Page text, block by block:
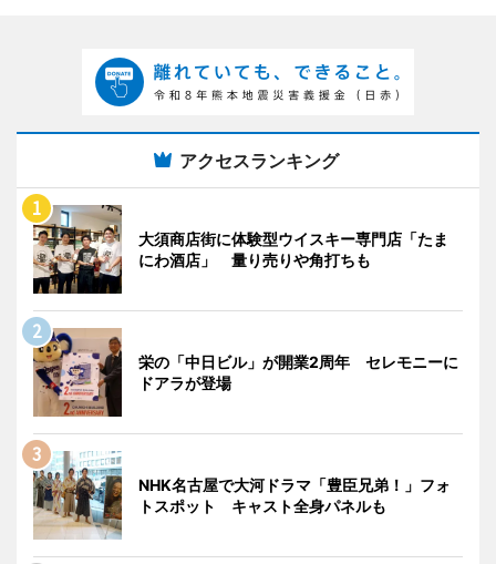
アクセスランキング
大須商店街に体験型ウイスキー専門店「たま
にわ酒店」 量り売りや角打ちも
栄の「中日ビル」が開業2周年 セレモニーに
ドアラが登場
NHK名古屋で大河ドラマ「豊臣兄弟！」フォ
トスポット キャスト全身パネルも